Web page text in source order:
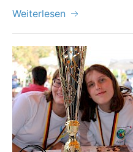
Weiterlesen